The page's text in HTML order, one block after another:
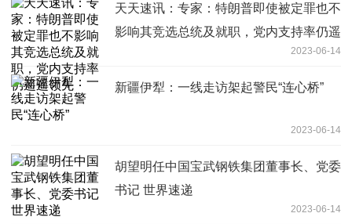
天天速讯：专家：特朗普即使被定罪也不
影响其竞选总统及就职，党内支持率仍遥
2023-06-14
新疆伊犁：一线走访架起警民“连心桥”
2023-06-14
胡望明任中国宝武钢铁集团董事长、党委
书记 世界速递
2023-06-14